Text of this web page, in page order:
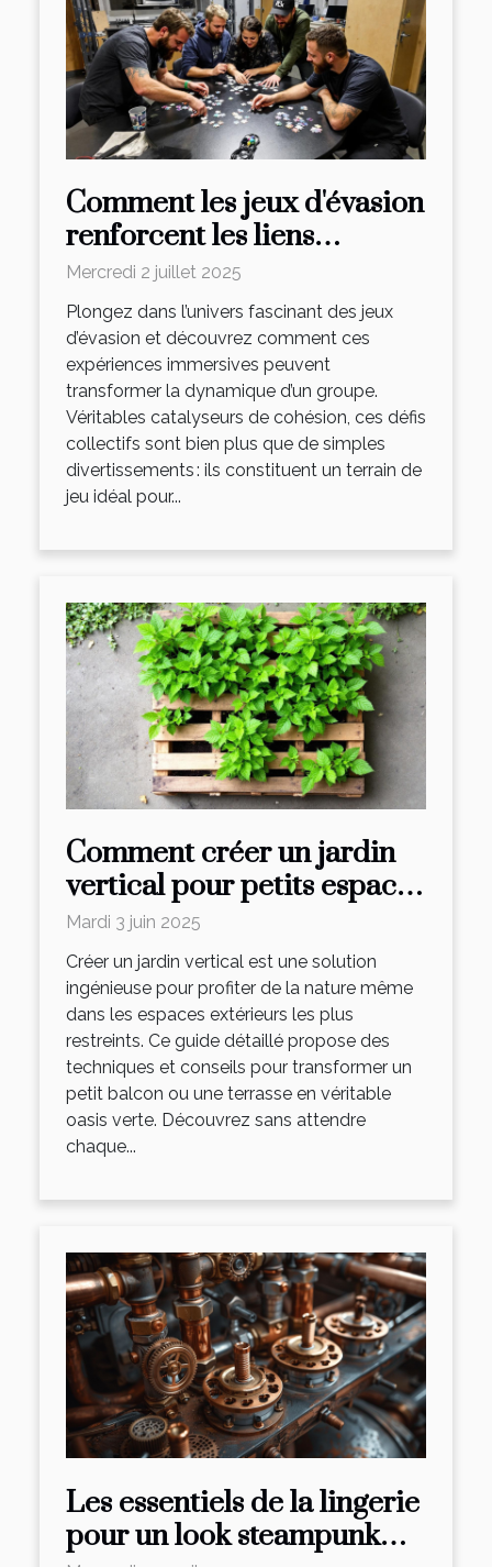
Comment les jeux d'évasion
renforcent les liens
d'équipe ?
Mercredi 2 juillet 2025
Plongez dans l’univers fascinant des jeux
d’évasion et découvrez comment ces
expériences immersives peuvent
transformer la dynamique d’un groupe.
Véritables catalyseurs de cohésion, ces défis
collectifs sont bien plus que de simples
divertissements : ils constituent un terrain de
jeu idéal pour...
Comment créer un jardin
vertical pour petits espaces
extérieurs
Mardi 3 juin 2025
Créer un jardin vertical est une solution
ingénieuse pour profiter de la nature même
dans les espaces extérieurs les plus
restreints. Ce guide détaillé propose des
techniques et conseils pour transformer un
petit balcon ou une terrasse en véritable
oasis verte. Découvrez sans attendre
chaque...
Les essentiels de la lingerie
pour un look steampunk